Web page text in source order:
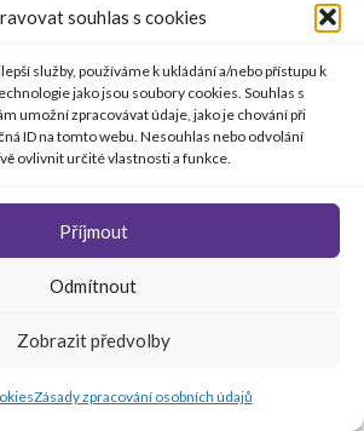
souhlas s cookies
služby, používáme k ukládání a/nebo přístupu k
jako jsou soubory cookies. Souhlas s
umožní zpracovávat údaje, jako je chování při
ID na tomto webu. Nesouhlas nebo odvolání
ovlivnit určité vlastnosti a funkce.
Příjmout
Odmítnout
Zobrazit předvolby
Zásady zpracování osobních údajů
PRO SVATEBČANY
SVATEBNÍ PROSLOVY
SVATEBNÍ DARY
2026 svetsvateb.cz a dodavatelé obsahu
práva vyhrazena
staráSoftmedia
provozovatele zakázáno.